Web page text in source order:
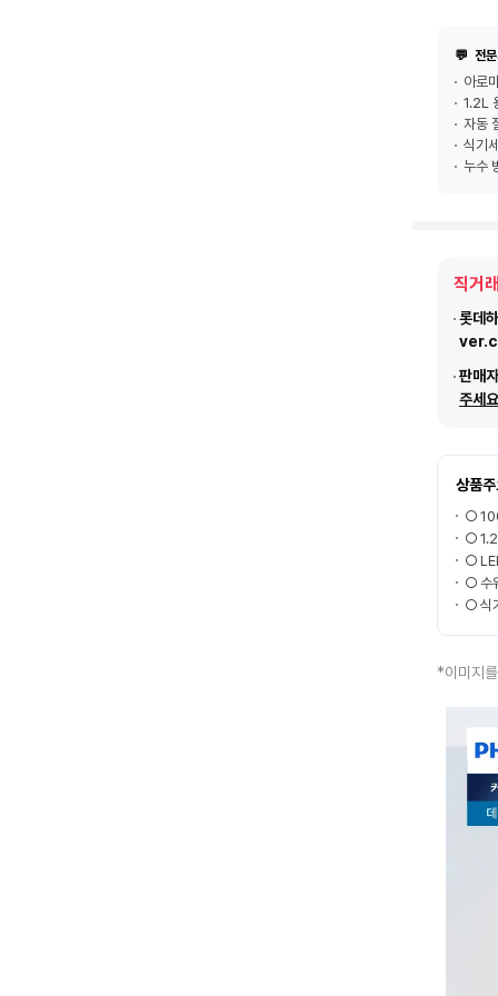
💬 전
아로
1.2L
자동
식기
누수
직거
롯데
판매
주세
상품
○
○
○
○ 수
○ 식
*이미지